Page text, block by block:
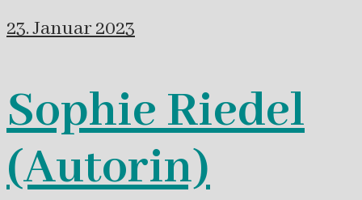
23. Januar 2023
Sophie Riedel
(Autorin)